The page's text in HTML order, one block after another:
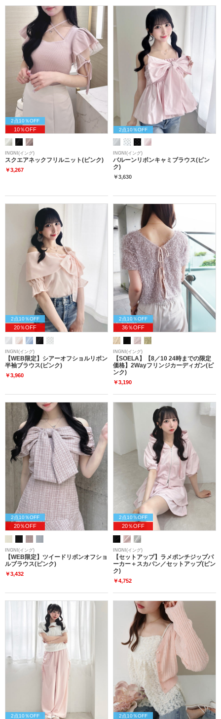
2点10％OFF
10％OFF
INGNI(イング)
スクエアネックフリルニット(ピンク)
￥3,267
2点10％OFF
INGNI(イング)
バルーンリボンキャミブラウス(ピン
ク)
￥3,630
2点10％OFF
20％OFF
INGNI(イング)
【WEB限定】シアーオフショルリボン
半袖ブラウス(ピンク)
￥3,960
2点10％OFF
36％OFF
INGNI(イング)
【SOELA】【8／10 24時までの限定
価格】2Wayフリンジカーディガン(ピ
ンク)
￥3,190
2点10％OFF
20％OFF
INGNI(イング)
【WEB限定】ツイードリボンオフショ
ルブラウス(ピンク)
￥3,432
2点10％OFF
20％OFF
INGNI(イング)
【セットアップ】ラメポンチジップパ
ーカー＋スカパン／セットアップ(ピン
ク)
￥4,752
2点10％OFF 2点10％OFF